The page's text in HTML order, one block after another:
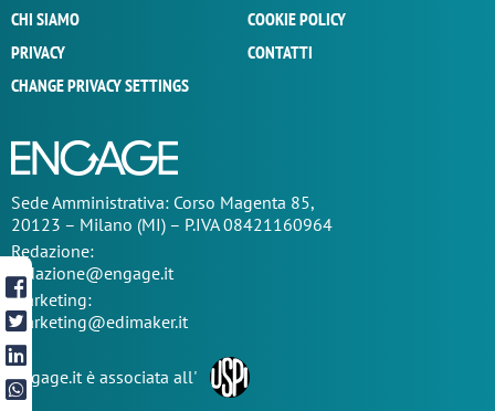
CHI SIAMO
COOKIE POLICY
PRIVACY
CONTATTI
CHANGE PRIVACY SETTINGS
SedeAmministrativa: Corso Magenta 85,
20123 – Milano (MI) – P.IVA 08421160964
Redazione:
redazione@engage.it
Marketing:
marketing@edimaker.it
Engage.it è associata all'